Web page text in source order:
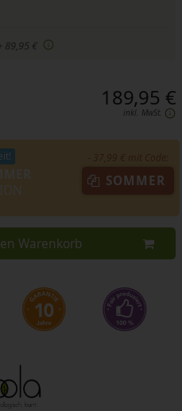
89,95 €
189,95 €
inkl. MwSt.
SOMMER
Warenkorb